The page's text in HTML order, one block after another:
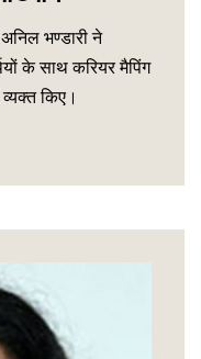
भण्डारी ने
के साथ करियर मैपिंग
किए।